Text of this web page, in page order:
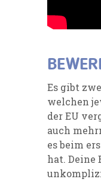
Es gibt
welchen
der EU
auch
es beim
hat. Deine